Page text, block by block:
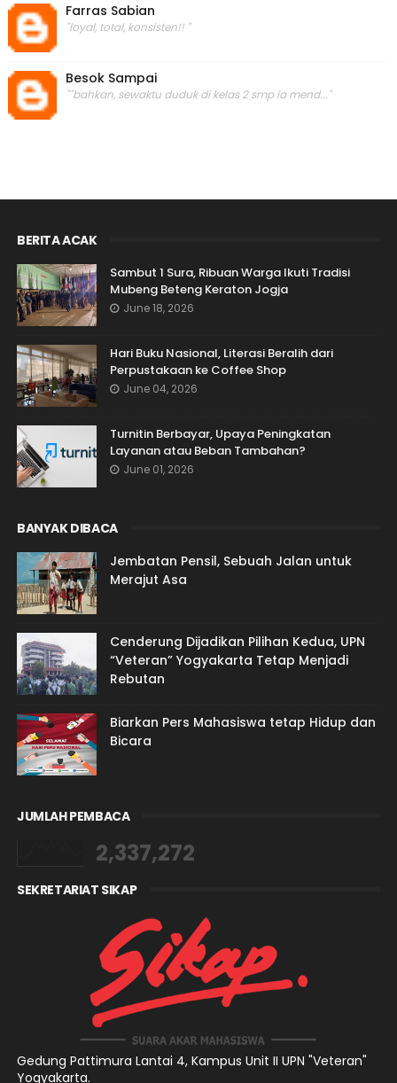
Farras Sabian
"loyal, total, konsisten!! "
Besok Sampai
""bahkan, sewaktu duduk di kelas 2 smp ia mend..."
BERITA ACAK
Sambut 1 Sura, Ribuan Warga Ikuti Tradisi
Mubeng Beteng Keraton Jogja
June 18, 2026
Hari Buku Nasional, Literasi Beralih dari
Perpustakaan ke Coffee Shop
June 04, 2026
Turnitin Berbayar, Upaya Peningkatan
Layanan atau Beban Tambahan?
June 01, 2026
BANYAK DIBACA
Jembatan Pensil, Sebuah Jalan untuk
Merajut Asa
Cenderung Dijadikan Pilihan Kedua, UPN
“Veteran” Yogyakarta Tetap Menjadi
Rebutan
Biarkan Pers Mahasiswa tetap Hidup dan
Bicara
JUMLAH PEMBACA
2,337,272
SEKRETARIAT SIKAP
Gedung Pattimura Lantai 4, Kampus Unit II UPN "Veteran"
Yogyakarta.